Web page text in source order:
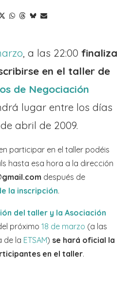
, a las 22:00 finaliza
en el taller de
de Negociación
lugar entre los días
abril de 2009.
participar en el taller podéis
hasta esa hora a la dirección
después de
la inscripción.
del taller y la Asociación
próximo 18 de marzo (a las
de la ETSAM) se hará oficial la
en el taller.